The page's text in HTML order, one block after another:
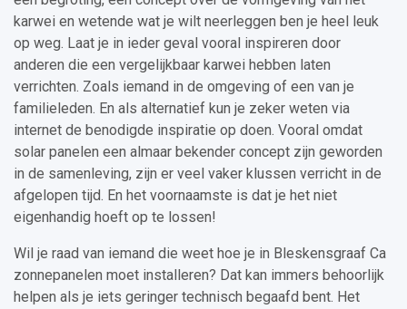
karwei en wetende wat je wilt neerleggen ben je heel leuk
op weg. Laat je in ieder geval vooral inspireren door
anderen die een vergelijkbaar karwei hebben laten
verrichten. Zoals iemand in de omgeving of een van je
familieleden. En als alternatief kun je zeker weten via
internet de benodigde inspiratie op doen. Vooral omdat
solar panelen een almaar bekender concept zijn geworden
in de samenleving, zijn er veel vaker klussen verricht in de
afgelopen tijd. En het voornaamste is dat je het niet
eigenhandig hoeft op te lossen!
Wil je raad van iemand die weet hoe je in Bleskensgraaf Ca
zonnepanelen moet installeren? Dat kan immers behoorlijk
helpen als je iets geringer technisch begaafd bent. Het